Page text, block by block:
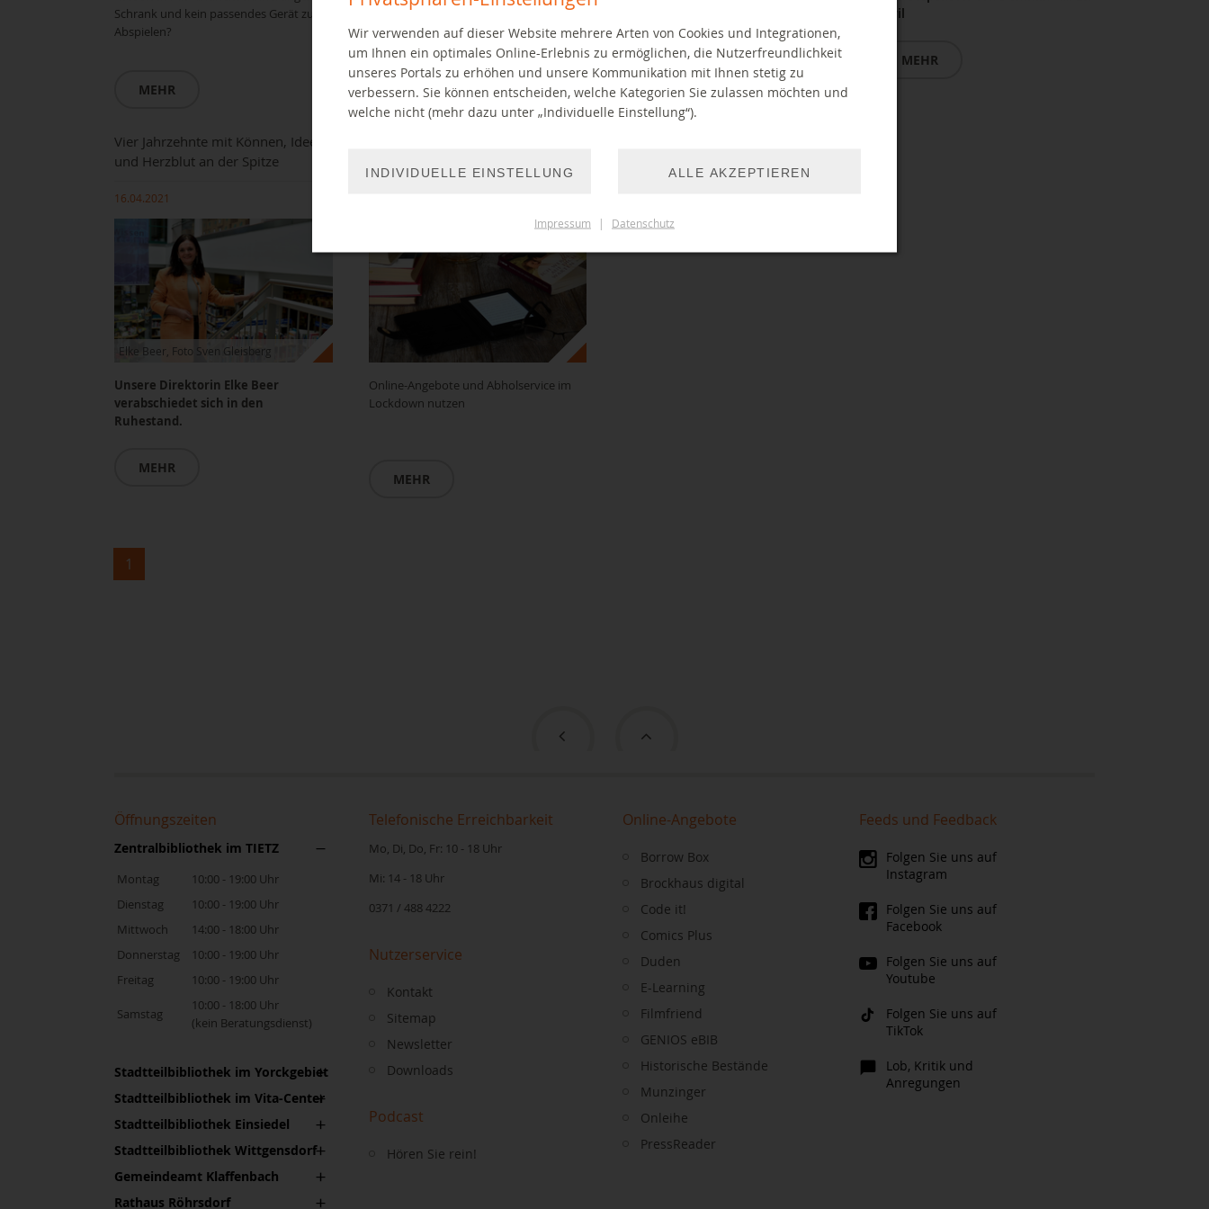
Schrank und kein passendes Gerät zum
Abspielen?
MEHR
MEHR
MEHR
April
MEHR
Vier Jahrzehnte mit Können, Ideen
und Herzblut an der Spitze
16.04.2021
Elke Beer, Foto Sven Gleisberg
Unsere Direktorin Elke Beer
verabschiedet sich in den
Ruhestand.
MEHR
Online-Angebote und Abholservice im
Lockdown nutzen
MEHR
1
Öffnungszeiten
Zentralbibliothek im TIETZ
Montag
10:00 - 19:00 Uhr
Dienstag
10:00 - 19:00 Uhr
Mittwoch
14:00 - 18:00 Uhr
Donnerstag
10:00 - 19:00 Uhr
Freitag
10:00 - 19:00 Uhr
Samstag
10:00 - 18:00 Uhr
(kein Beratungsdienst)
Stadtteilbibliothek im Yorckgebiet
Stadtteilbibliothek im Vita-Center
Stadtteilbibliothek Einsiedel
Stadtteilbibliothek Wittgensdorf
Gemeindeamt Klaffenbach
Rathaus Röhrsdorf
Telefonische Erreichbarkeit
Mo, Di, Do, Fr: 10 - 18 Uhr
Mi: 14 - 18 Uhr
0371 / 488 4222
Nutzerservice
Kontakt
Sitemap
Newsletter
Downloads
Podcast
Hören Sie rein!
Online-Angebote
Borrow Box
Brockhaus digital
Code it!
Comics Plus
Duden
E-Learning
Filmfriend
GENIOS eBIB
Historische Bestände
Munzinger
Onleihe
PressReader
Feeds und Feedback
Folgen Sie uns auf
Instagram
Folgen Sie uns auf
Facebook
Folgen Sie uns auf
Youtube
Folgen Sie uns auf
TikTok
Lob, Kritik und
Anregungen
Wir verwenden auf dieser Website mehrere Arten von Cookies und Integrationen,
um Ihnen ein optimales Online-Erlebnis zu ermöglichen, die Nutzerfreundlichkeit
unseres Portals zu erhöhen und unsere Kommunikation mit Ihnen stetig zu
verbessern. Sie können entscheiden, welche Kategorien Sie zulassen möchten und
welche nicht (mehr dazu unter „Individuelle Einstellung“).
INDIVIDUELLE EINSTELLUNG ALLE AKZEPTIEREN
Impressum | Datenschutz